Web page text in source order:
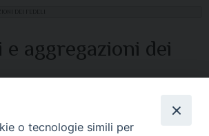
aggregazioni dei
o tecnologie simili per